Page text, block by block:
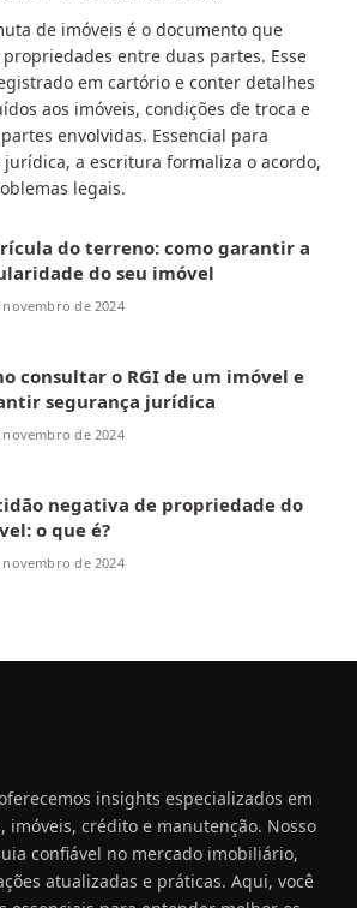
de imóveis é o documento que
entre duas partes. Esse
em cartório e conter detalhes
aos imóveis, condições de troca e
envolvidas. Essencial para
a escritura formaliza o acordo,
legais.
do terreno: como garantir a
do seu imóvel
novembro de 2024
consultar o RGI de um imóvel e
segurança jurídica
novembro de 2024
negativa de propriedade do
o que é?
novembro de 2024
insights especializados em
imóveis, crédito e manutenção. Nosso
confiável no mercado imobiliário,
atualizadas e práticas. Aqui, você